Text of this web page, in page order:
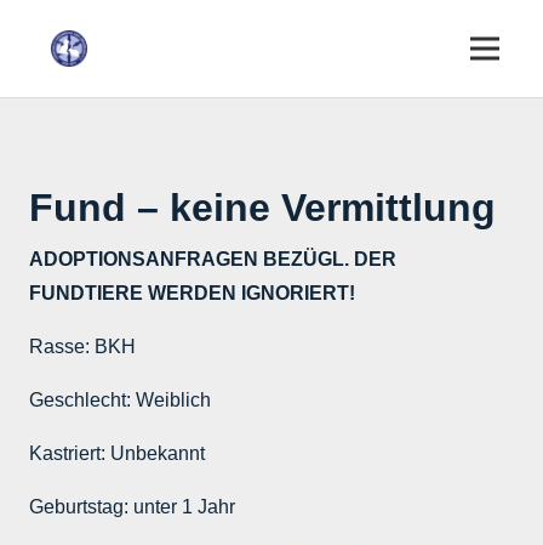
Fund – keine Vermittlung
ADOPTIONSANFRAGEN BEZÜGL. DER
FUNDTIERE WERDEN IGNORIERT!
Rasse: BKH
Geschlecht: Weiblich
Kastriert: Unbekannt
Geburtstag: unter 1 Jahr